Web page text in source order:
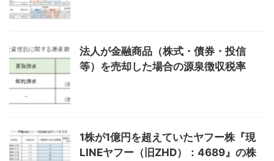
法人が金融商品（株式・債券・投信
等）を売却した場合の源泉徴収税率
1株が1億円を超えていたヤフー株『現
LINEヤフー（旧ZHD）：4689』の株